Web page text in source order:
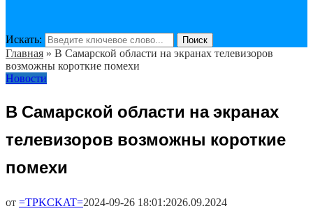
Искать: Поиск
Главная » В Самарской области на экранах телевизоров
возможны короткие помехи
Новости
В Самарской области на экранах
телевизоров возможны короткие
помехи
от =TPKCKAT=2024-09-26 18:01:2026.09.2024